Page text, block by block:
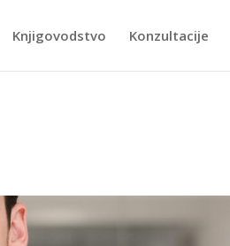
Knjigovodstvo Konzultacije